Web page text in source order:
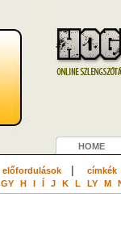
HOME
előfordulások| címkék
GY H I Í J K L LY M